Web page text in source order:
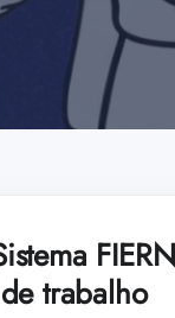
trabalho